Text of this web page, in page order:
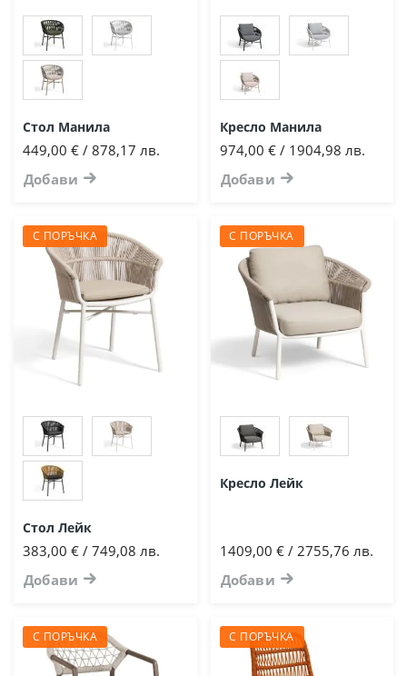
Стол Манила
449,00 € / 878,17 лв.
Добави
Кресло Манила
974,00 € / 1904,98 лв.
Добави
С ПОРЪЧКА
Стол Лейк
383,00 € / 749,08 лв.
Добави
С ПОРЪЧКА
Кресло Лейк
1409,00 € / 2755,76 лв.
Добави
С ПОРЪЧКА С ПОРЪЧКА